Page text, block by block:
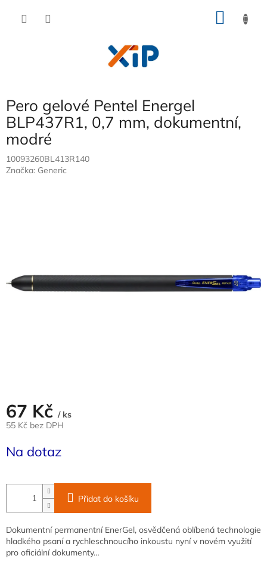
Pero gelové Pentel Energel
BLP437R1, 0,7 mm, dokumentní,
modré
10093260BL413R140
Značka: Generic
67 Kč / ks
55 Kč bez DPH
cena:
Na dotaz
Přidat do košíku
Dokumentní permanentní EnerGel, osvědčená oblíbená technologie
hladkého psaní a rychleschnoucího inkoustu nyní v novém využití
pro oficiální dokumenty…